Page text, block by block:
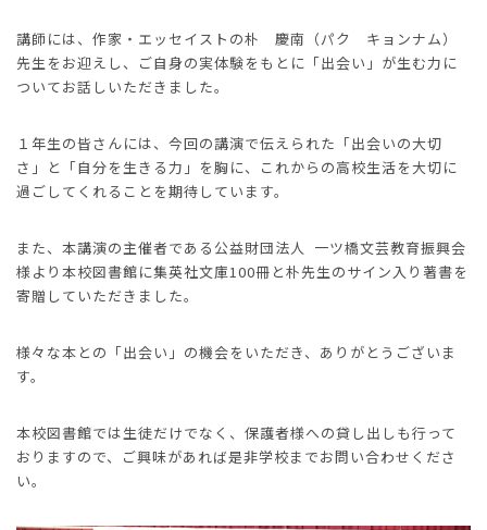
講師には、作家・エッセイストの朴 慶南（パク キョンナム）
先生をお迎えし、ご自身の実体験をもとに「出会い」が生む力に
ついてお話しいただきました。
１年生の皆さんには、今回の講演で伝えられた「出会いの大切
さ」と「自分を生きる力」を胸に、これからの高校生活を大切に
過ごしてくれることを期待しています。
また、本講演の主催者である公益財団法人 一ツ橋文芸教育振興会
様より本校図書館に集英社文庫100冊と朴先生のサイン入り著書を
寄贈していただきました。
様々な本との「出会い」の機会をいただき、ありがとうございま
す。
本校図書館では生徒だけでなく、保護者様への貸し出しも行って
おりますので、ご興味があれば是非学校までお問い合わせくださ
い。